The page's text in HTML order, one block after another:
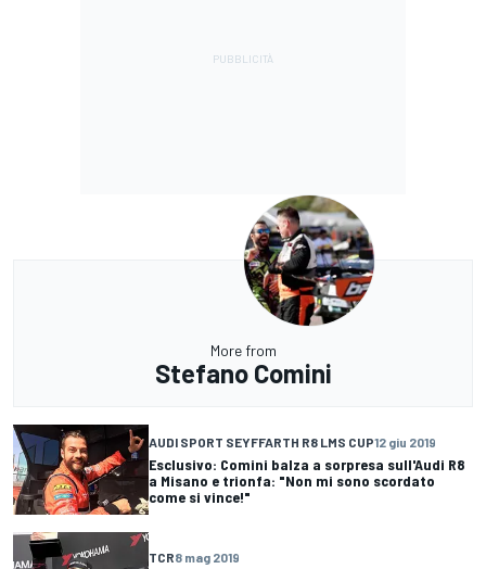
More from
Stefano Comini
AUDI SPORT SEYFFARTH R8 LMS CUP12 giu 2019
Esclusivo: Comini balza a sorpresa sull'Audi R8
a Misano e trionfa: "Non mi sono scordato
come si vince!"
TCR8 mag 2019